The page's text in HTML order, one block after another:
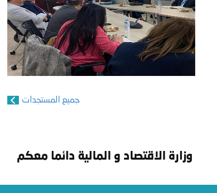
جميع المستجدات
وزارة الاقتصاد و المالية دائما معكم